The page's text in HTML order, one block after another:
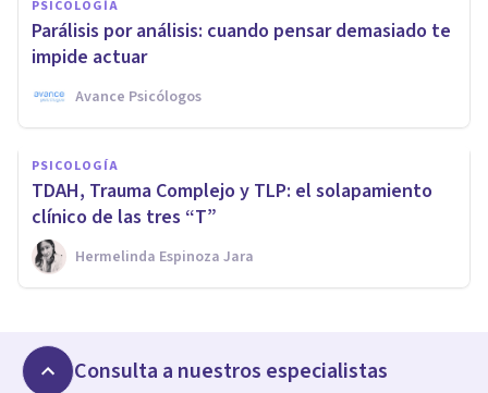
PSICOLOGÍA
Parálisis por análisis: cuando pensar demasiado te
impide actuar
Avance Psicólogos
PSICOLOGÍA
TDAH, Trauma Complejo y TLP: el solapamiento
clínico de las tres “T”
Hermelinda Espinoza Jara
Consulta a nuestros especialistas